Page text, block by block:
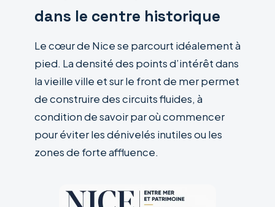
dans le centre historique
Le cœur de Nice se parcourt idéalement à
pied. La densité des points d’intérêt dans
la vieille ville et sur le front de mer permet
de construire des circuits fluides, à
condition de savoir par où commencer
pour éviter les dénivelés inutiles ou les
zones de forte affluence.